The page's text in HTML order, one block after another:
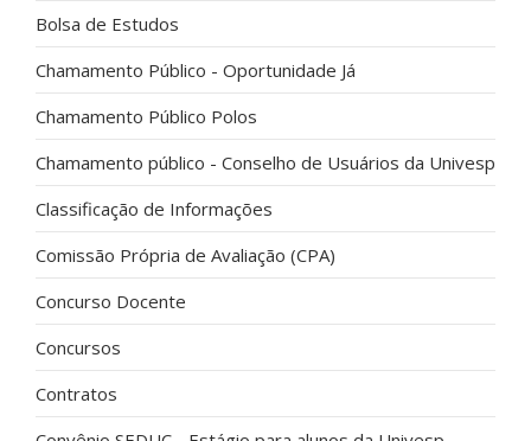
Bolsa de Estudos
Chamamento Público - Oportunidade Já
Chamamento Público Polos
Chamamento público - Conselho de Usuários da Univesp
Classificação de Informações
Comissão Própria de Avaliação (CPA)
Concurso Docente
Concursos
Contratos